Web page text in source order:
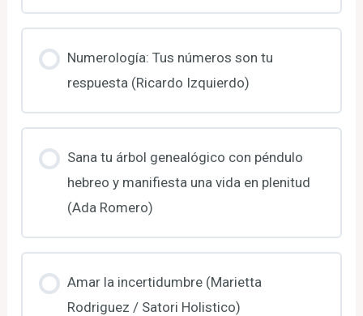
Numerología: Tus números son tu
respuesta (Ricardo Izquierdo)
Sana tu árbol genealógico con péndulo
hebreo y manifiesta una vida en plenitud
(Ada Romero)
Amar la incertidumbre (Marietta
Rodriguez / Satori Holistico)